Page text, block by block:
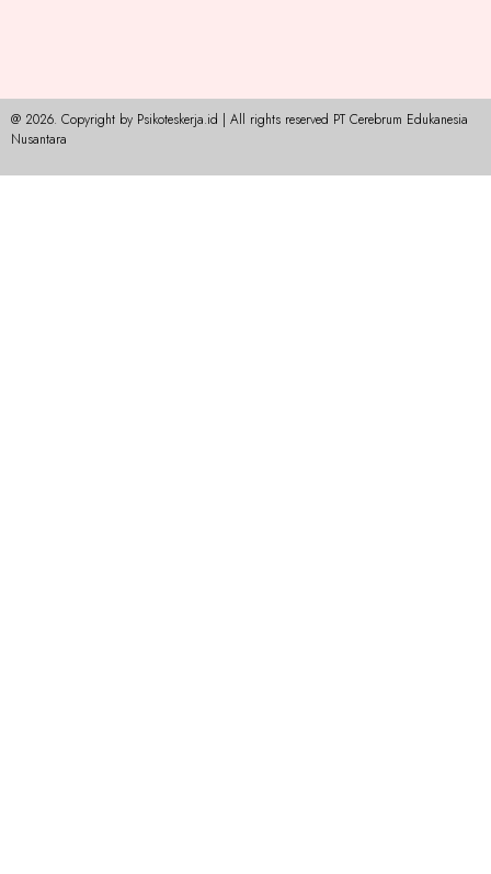
@ 2026. Copyright by Psikoteskerja.id | All rights reserved PT Cerebrum Edukanesia
Nusantara​